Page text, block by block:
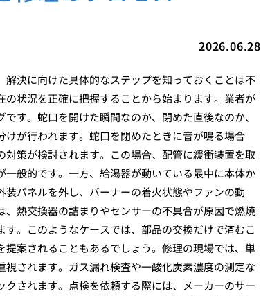
2026.06.28
決に向けた具体的なステップを知っておくことは不
状況を正確に把握することから始まります。業者が
す。蛇口を開けた瞬間なのか、閉めた直後なのか、
が行われます。蛇口を閉めたときに音が鳴る場合
策が検討されます。この場合、配管に緩衝装置を取
般的です。一方、給湯器が動いている最中に本体か
パネルを外し、バーナーの着火状態やファンの動
熱交換器の詰まりやセンサーの不具合が原因で燃焼
。このようなケースでは、部品の交換だけで済むこ
案されることもあるでしょう。修理の現場では、単
されます。ガス漏れ検査や一酸化炭素濃度の測定な
されます。点検を依頼する際には、メーカーのサー